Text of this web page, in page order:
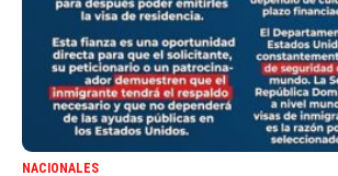
NACIONALES